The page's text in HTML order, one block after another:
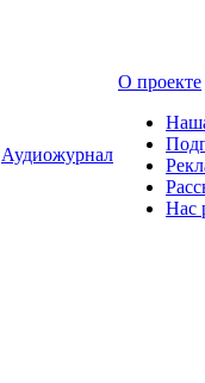
Аудиожурнал
О проекте
Нас